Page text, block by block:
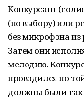
Конкурсант
(по выбору) или
без микрофона из
Затем они
мелодию.
проводился по
должны были так